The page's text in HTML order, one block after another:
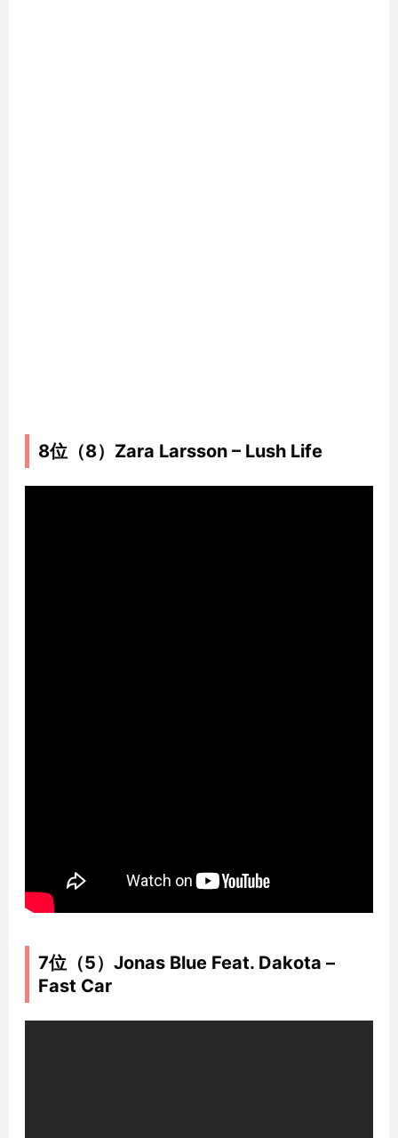
8位（8）Zara Larsson – Lush Life
7位（5）Jonas Blue Feat. Dakota –
Fast Car